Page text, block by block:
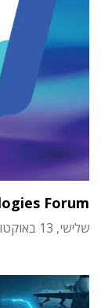
Forum
שלישי, 13 באוקטובר 2026